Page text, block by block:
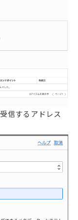
信するアドレス